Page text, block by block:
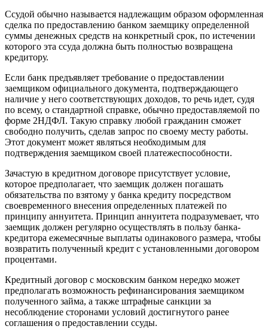
Ссудой обычно называется надлежащим образом оформленная
сделка по предоставлению банком заемщику определенной
суммы денежных средств на конкретный срок, по истечении
которого эта ссуда должна быть полностью возвращена
кредитору.
Если банк предъявляет требование о предоставлении
заемщиком официального документа, подтверждающего
наличие у него соответствующих доходов, то речь идет, судя
по всему, о стандартной справке, обычно предоставляемой по
форме 2НДФЛ. Такую справку любой гражданин сможет
свободно получить, сделав запрос по своему месту работы.
Этот документ может являться необходимым для
подтверждения заемщиком своей платежеспособности.
Зачастую в кредитном договоре присутствует условие,
которое предполагает, что заемщик должен погашать
обязательства по взятому у банка кредиту посредством
своевременного внесения определенных платежей по
принципу аннуитета. Принцип аннуитета подразумевает, что
заемщик должен регулярно осуществлять в пользу банка-
кредитора ежемесячные выплаты одинакового размера, чтобы
возвратить полученный кредит с установленными договором
процентами.
Кредитный договор с московским банком нередко может
предполагать возможность рефинансирования заемщиком
полученного займа, а также штрафные санкции за
несоблюдение сторонами условий достигнутого ранее
соглашения о предоставлении ссуды.